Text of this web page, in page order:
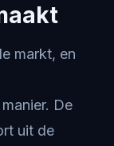
markt, en
De
uit de